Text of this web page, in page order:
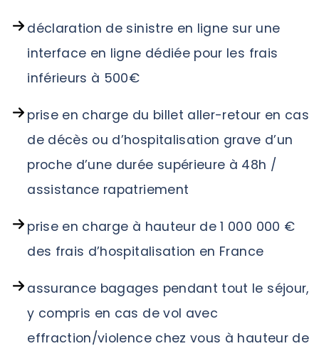
déclaration de sinistre en ligne sur une
interface en ligne dédiée pour les frais
inférieurs à 500€
prise en charge du billet aller-retour en cas
de décès ou d’hospitalisation grave d’un
proche d’une durée supérieure à 48h /
assistance rapatriement
prise en charge à hauteur de 1 000 000 €
des frais d’hospitalisation en France
assurance bagages pendant tout le séjour,
y compris en cas de vol avec
effraction/violence chez vous à hauteur de